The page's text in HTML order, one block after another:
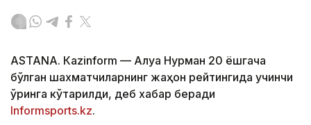
ASTANА. Кazinform — Алуа Нурман 20 ёшгача
бўлган шахматчиларнинг жаҳон рейтингида учинчи
ўринга кўтарилди, деб хабар беради
Informsports.kz.